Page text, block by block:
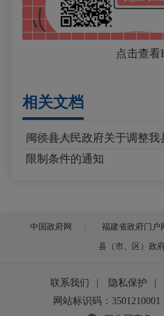
点击查看
相关文档
2024-08-08
闽侯县人民政府关于调整
限制条件的通知
中国政府网 福建省政府门户
县（市、区）政
联系我们 隐私保护
网站标识码：3501210001